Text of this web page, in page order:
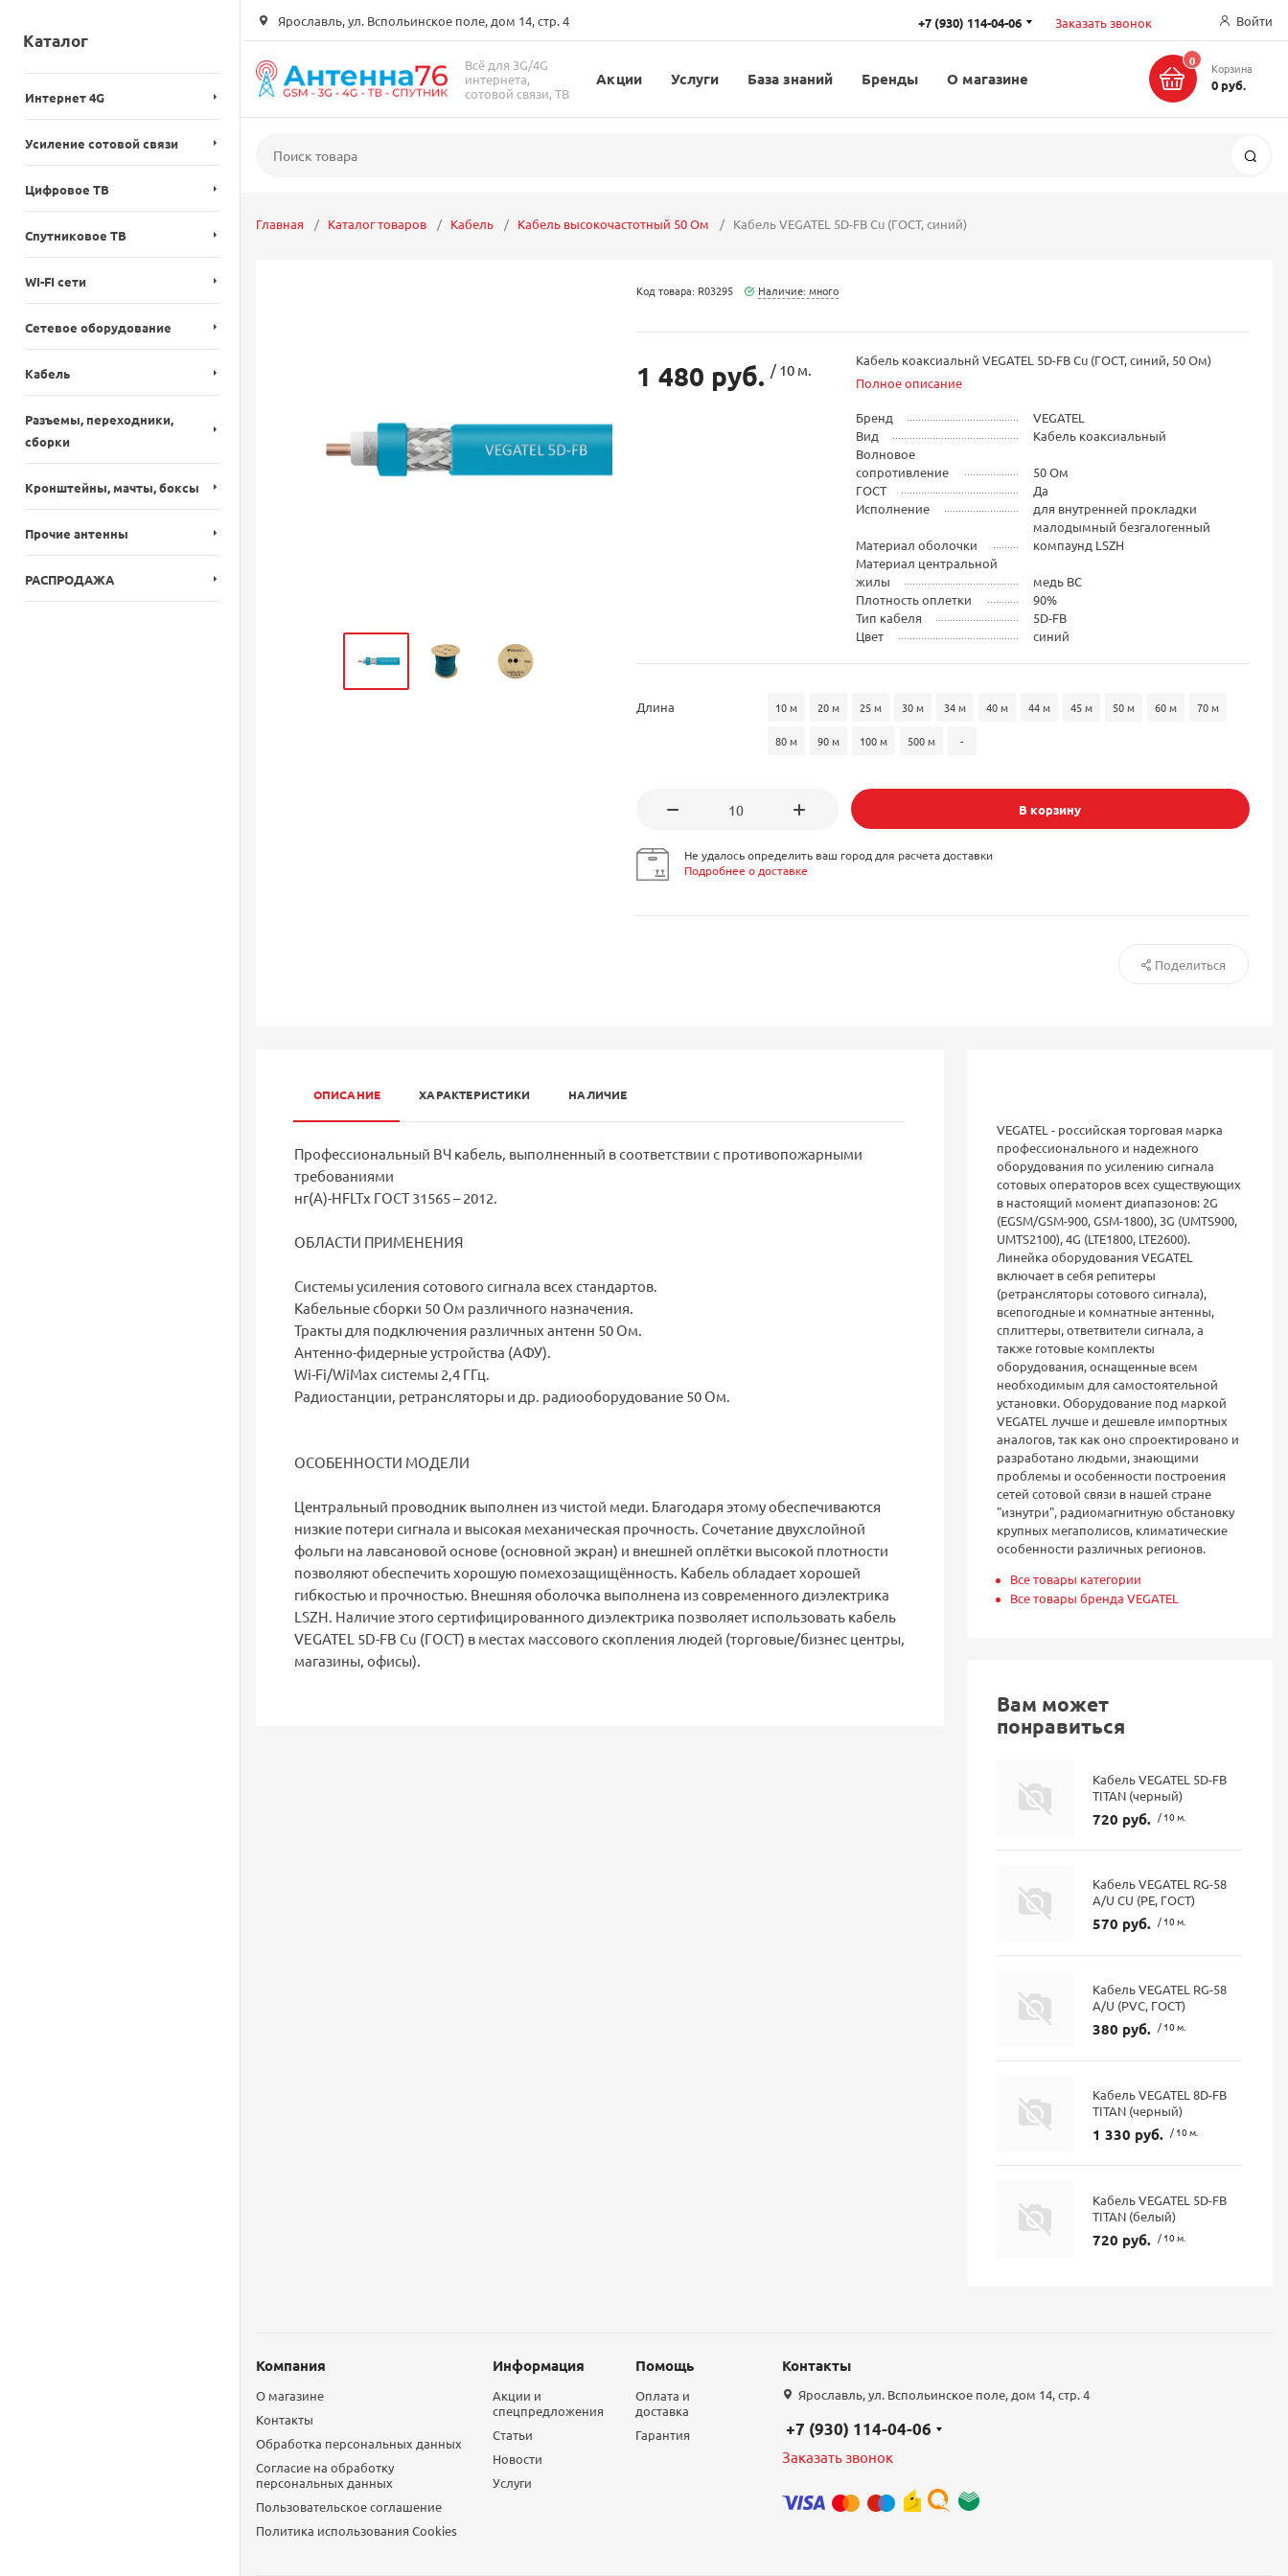
Ярославль, ул. Вспольинское поле, дом 14, стр. 4 +7 (930) 114-04-06 Заказать звонок Войти
Всё для 3G/4G
интернета,
сотовой связи, ТВ
Акции Услуги База знаний Бренды О магазине
0 Корзина
0 руб.
Каталог
Интернет 4G
Усиление сотовой связи
Цифровое ТВ
Спутниковое ТВ
WI-FI сети
Сетевое оборудование
Кабель
Разъемы, переходники,
сборки
Кронштейны, мачты, боксы
Прочие антенны
РАСПРОДАЖА
Главная Каталог товаров Кабель Кабель высокочастотный 50 Ом Кабель VEGATEL 5D-FB Cu (ГОСТ, синий)
Код товара: R03295 Наличие: много
1 480 руб. / 10 м.
Кабель коаксиальнй VEGATEL 5D-FB Cu (ГОСТ, синий, 50 Ом)
Полное описание
Бренд
VEGATEL
Вид
Кабель коаксиальный
Волновое
сопротивление
50 Ом
ГОСТ
Да
Исполнение
для внутренней прокладки
Материал оболочки
малодымный безгалогенный
компаунд LSZH
Материал центральной
жилы
медь BC
Плотность оплетки
90%
Тип кабеля
5D-FB
Цвет
синий
Длина 10 м 20 м 25 м 30 м 34 м 40 м 44 м 45 м 50 м 60 м 70 м
80 м 90 м 100 м 500 м -
В корзину
Не удалось определить ваш город для расчета доставки
Подробнее о доставке
Поделиться
ОПИСАНИЕ ХАРАКТЕРИСТИКИ НАЛИЧИЕ
Профессиональный ВЧ кабель, выполненный в соответствии с противопожарными
требованиями
нг(A)-HFLTx ГОСТ 31565 – 2012.
ОБЛАСТИ ПРИМЕНЕНИЯ
Системы усиления сотового сигнала всех стандартов.
Кабельные сборки 50 Ом различного назначения.
Тракты для подключения различных антенн 50 Ом.
Антенно-фидерные устройства (АФУ).
Wi-Fi/WiMax системы 2,4 ГГц.
Радиостанции, ретрансляторы и др. радиооборудование 50 Ом.
ОСОБЕННОСТИ МОДЕЛИ
Центральный проводник выполнен из чистой меди. Благодаря этому обеспечиваются
низкие потери сигнала и высокая механическая прочность. Сочетание двухслойной
фольги на лавсановой основе (основной экран) и внешней оплётки высокой плотности
позволяют обеспечить хорошую помехозащищённость. Кабель обладает хорошей
гибкостью и прочностью. Внешняя оболочка выполнена из современного диэлектрика
LSZH. Наличие этого сертифицированного диэлектрика позволяет использовать кабель
VEGATEL 5D-FB Cu (ГОСТ) в местах массового скопления людей (торговые/бизнес центры,
магазины, офисы).
VEGATEL - российская торговая марка
профессионального и надежного
оборудования по усилению сигнала
сотовых операторов всех существующих
в настоящий момент диапазонов: 2G
(EGSM/GSM-900, GSM-1800), 3G (UMTS900,
UMTS2100), 4G (LTE1800, LTE2600).
Линейка оборудования VEGATEL
включает в себя репитеры
(ретрансляторы сотового сигнала),
всепогодные и комнатные антенны,
сплиттеры, ответвители сигнала, а
также готовые комплекты
оборудования, оснащенные всем
необходимым для самостоятельной
установки. Оборудование под маркой
VEGATEL лучше и дешевле импортных
аналогов, так как оно спроектировано и
разработано людьми, знающими
проблемы и особенности построения
сетей сотовой связи в нашей стране
"изнутри", радиомагнитную обстановку
крупных мегаполисов, климатические
особенности различных регионов.
Все товары категории
Все товары бренда VEGATEL
Вам может
понравиться
Кабель VEGATEL 5D-FB
TITAN (черный)
720 руб. / 10 м.
Кабель VEGATEL RG-58
A/U CU (PE, ГОСТ)
570 руб. / 10 м.
Кабель VEGATEL RG-58
A/U (PVC, ГОСТ)
380 руб. / 10 м.
Кабель VEGATEL 8D-FB
TITAN (черный)
1 330 руб. / 10 м.
Кабель VEGATEL 5D-FB
TITAN (белый)
720 руб. / 10 м.
Компания
О магазине
Контакты
Обработка персональных данных
Согласие на обработку
персональных данных
Пользовательское соглашение
Политика использования Сookies
Информация
Акции и
спецпредложения
Статьи
Новости
Услуги
Помощь
Оплата и
доставка
Гарантия
Контакты
Ярославль, ул. Вспольинское поле, дом 14, стр. 4
+7 (930) 114-04-06
Заказать звонок